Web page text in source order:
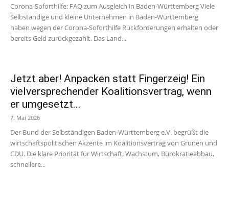
Corona-Soforthilfe: FAQ zum Ausgleich in Baden-Württemberg Viele
Selbständige und kleine Unternehmen in Baden-Württemberg
haben wegen der Corona-Soforthilfe Rückforderungen erhalten oder
bereits Geld zurückgezahlt. Das Land...
Jetzt aber! Anpacken statt Fingerzeig! Ein
vielversprechender Koalitionsvertrag, wenn
er umgesetzt...
7. Mai 2026
Der Bund der Selbständigen Baden-Württemberg e.V. begrüßt die
wirtschaftspolitischen Akzente im Koalitionsvertrag von Grünen und
CDU. Die klare Priorität für Wirtschaft, Wachstum, Bürokratieabbau,
schnellere...